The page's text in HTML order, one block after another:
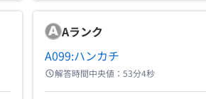
Aランク
A099:ハンカチ
解答時間中央値： 53分4秒